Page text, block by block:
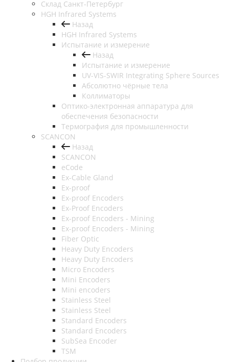
Cклад Санкт-Петербург
HGH Infrared Systems
Назад
HGH Infrared Systems
Испытание и измерение
Назад
Испытание и измерение
UV-VIS-SWIR Integrating Sphere Sources
Абсолютно чёрные тела
Коллиматоры
Оптико-электронная аппаратура для
обеспечения безопасности
Термография для промышленности
SCANCON
Назад
SCANCON
eCode
Ex-Cable Gland
Ex-proof
Ex-proof Encoders
Ex-Proof Encoders
Ex-proof Encoders - Mining
Ex-proof Encoders - Mining
Fiber Optic
Heavy Duty Encoders
Heavy Duty Encoders
Micro Encoders
Mini Encoders
Mini encoders
Stainless Steel
Stainless Steel
Standard Encoders
Standard Encoders
SubSea Encoder
TSM